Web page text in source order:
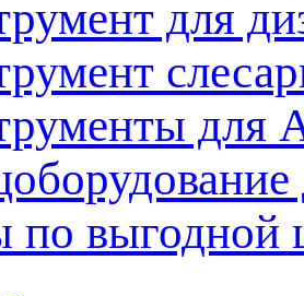
для
по выгодной